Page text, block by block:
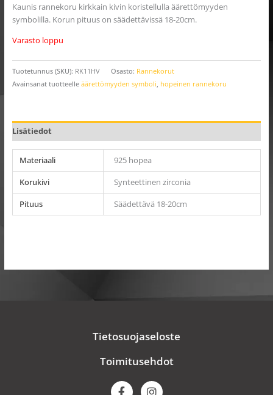
Kaunis rannekoru kirkkain kivin koristellulla äärettömyyden
symbolilla. Korun pituus on säädettävissä 18-20cm.
Varasto loppu
Tuotetunnus (SKU): RK11HV Osasto: Rannekorut
Avainsanat tuotteelle äärettömyyden symboli hopeinen rannekoru
Lisätiedot
Materiaali
925 hopea
Korukivi
Synteettinen zirconia
Pituus
Säädettävä 18-20cm
Tietosuojaseloste
Toimitusehdot
F I